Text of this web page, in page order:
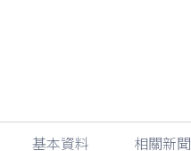
基本資料 相關新聞